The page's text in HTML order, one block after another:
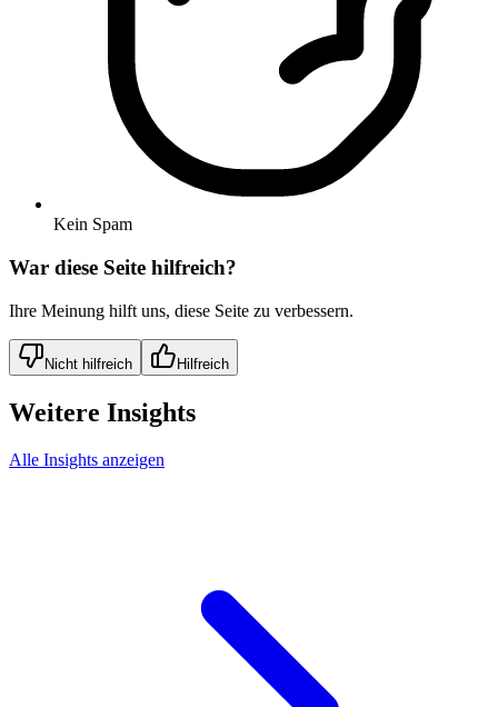
Kein Spam
War diese Seite hilfreich?
Ihre Meinung hilft uns, diese Seite zu verbessern.
Nicht hilfreich Hilfreich
Weitere Insights
Alle Insights anzeigen